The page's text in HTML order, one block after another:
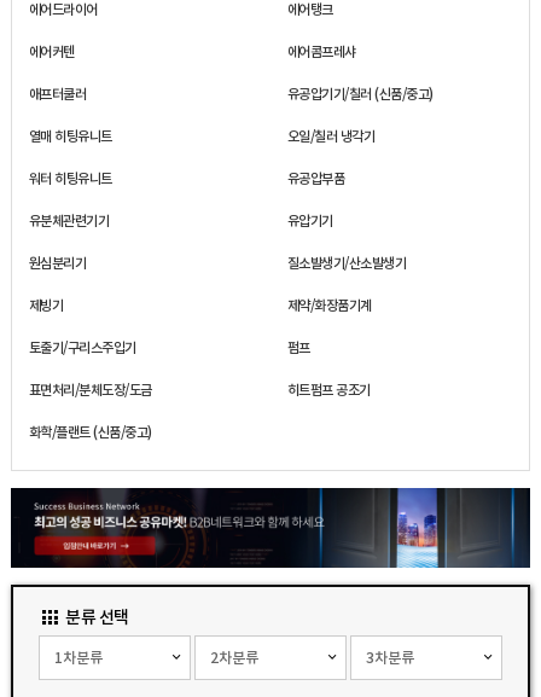
에어드라이어 에어탱크
에어커텐 에어콤프레샤
애프터쿨러 유공압기기/칠러 (신품/중고)
열매 히팅유니트 오일/칠러 냉각기
워터 히팅유니트 유공압부품
유분체관련기기 유압기기
원심분리기 질소발생기/산소발생기
제빙기 제약/화장품기계
토출기/구리스주입기 펌프
표면처리/분체도장/도금 히트펌프 공조기
화학/플랜트 (신품/중고)
분류 선택